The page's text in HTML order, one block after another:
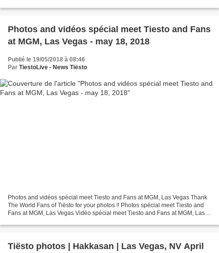
Photos and vidéos spécial meet Tiesto and Fans
at MGM, Las Vegas - may 18, 2018
Publié le 19/05/2018 à 08:46
Par TiestoLive - News Tiësto
Photos and vidéos spécial meet Tiesto and Fans at MGM, Las Vegas Thank
The World Fans of Tiësto for your photos !! Photos spécial meet Tiesto and
Fans at MGM, Las Vegas Vidéo spécial meet Tiesto and Fans at MGM, Las
Tiësto photos | Hakkasan | Las Vegas, NV April